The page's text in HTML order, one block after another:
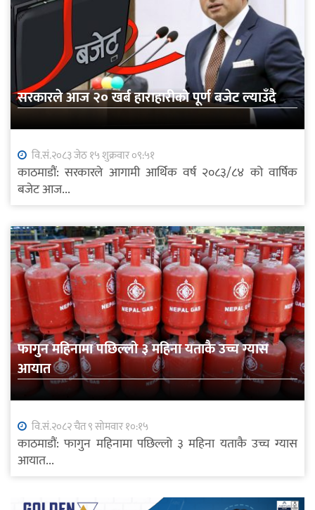
सरकारले आज २० खर्ब हाराहारीको पूर्ण बजेट ल्याउँदै
वि.सं.२०८३ जेठ १५ शुक्रवार ०९:५१
काठमाडौं: सरकारले आगामी आर्थिक वर्ष २०८३/८४ को वार्षिक
बजेट आज...
फागुन महिनामा पछिल्लो ३ महिना यताकै उच्च ग्यास
आयात
वि.सं.२०८२ चैत ९ सोमवार १०:१५
काठमाडौं: फागुन महिनामा पछिल्लो ३ महिना यताकै उच्च ग्यास
आयात...